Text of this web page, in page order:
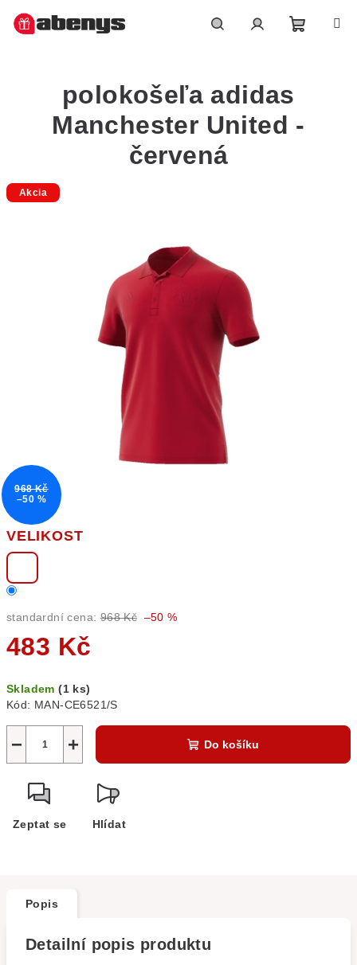
VELIKOST
standardní cena: 968 Kč –50 %
483 Kč
cena:
Skladem(1 ks)
Kód: MAN-CE6521/S
+
− Do košíku
Zeptat se Hlídat
polokošeľa adidas
Manchester United -
červená
Akcia
968 Kč
–50 %
Popis
Detailní popis produktu